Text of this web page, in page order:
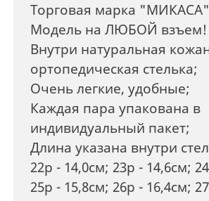
Торговая марка "МИКАСА"
Модель на ЛЮБОЙ взъем!
Внутри натуральная
ортопедическая стелька;
Очень легкие, удобные;
Каждая пара упакована в
индивидуальный пакет;
Длина указана внутри
22р - 14,0см; 23р - 14,6см;
25р - 15,8см; 26р - 16,4см;